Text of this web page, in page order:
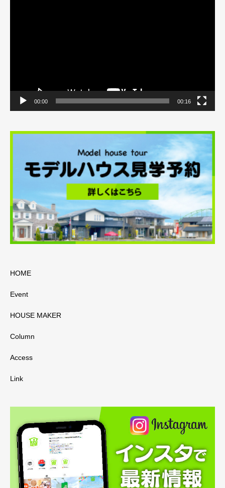
00:00 00:16
HOME
Event
HOUSE MAKER
Column
Access
Link